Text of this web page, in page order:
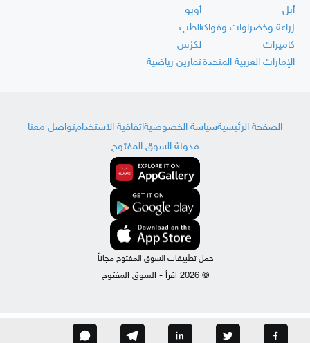
أبل
أوبو
زراعة وخضراوات وفواكهالطب
كاميرات
لكزس
الإمارات العربية المتحدةتمارين رياضية
الصفحة الرئيسيةسياسة الخصوصيةاتفاقية الاستخدامتواصل معنا
مدونة السوق المفتوح
حمل تطبيقات السوق المفتوح مجاناً
© 2026 اقرأ - السوق المفتوح